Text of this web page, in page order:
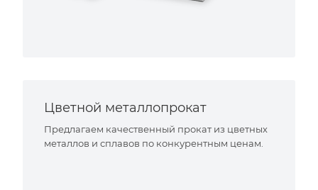
Цветной металлопрокат
Предлагаем качественный прокат из цветных
металлов и сплавов по конкурентным ценам.